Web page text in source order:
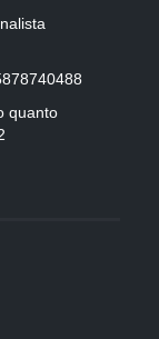
quanto